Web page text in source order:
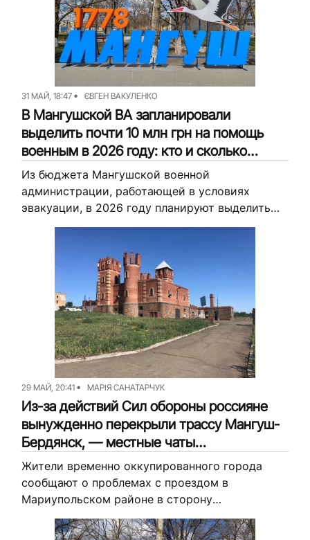
31 МАЙ, 18:47 ЄВГЕН ВАКУЛЕНКО
В Мангушской ВА запланировали
выделить почти 10 млн грн на помощь
военным в 2026 году: кто и сколько
может получить и как подать заявку
Из бюджета Мангушской военной
администрации, работающей в условиях
эвакуации, в 2026 году планируют выделить
9,7 миллиона гривен на помощь
как подать заявку на получение помощи.
29 МАЙ, 20:41 МАРІЯ САНАТАРЧУК
Из-за действий Сил обороны россияне
вынужденно перекрыли трассу Мангуш-
Бердянск, — местные чаты
мариупольцев
Жители временно оккупированного города
сообщают о проблемах с проездом в
Мариупольском районе в сторону
захваченного Бердянска. В частности, пишут о
временном закрытии трассы, начиная с